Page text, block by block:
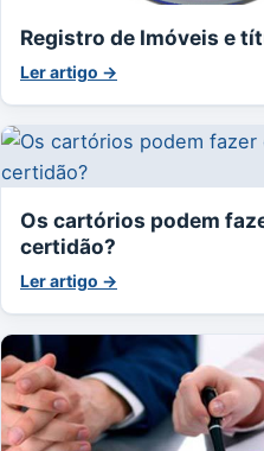
Registro de Imóveis e
Ler artigo →
Os cartórios podem
certidão?
Ler artigo →